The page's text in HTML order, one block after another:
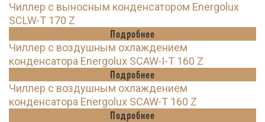
Чиллер с выносным конденсатором Energolux
SCLW-T 170 Z
Подробнее
Чиллер с воздушным охлаждением
конденсатора Energolux SCAW-I-T 160 Z
Подробнее
Чиллер с воздушным охлаждением
конденсатора Energolux SCAW-T 160 Z
Подробнее